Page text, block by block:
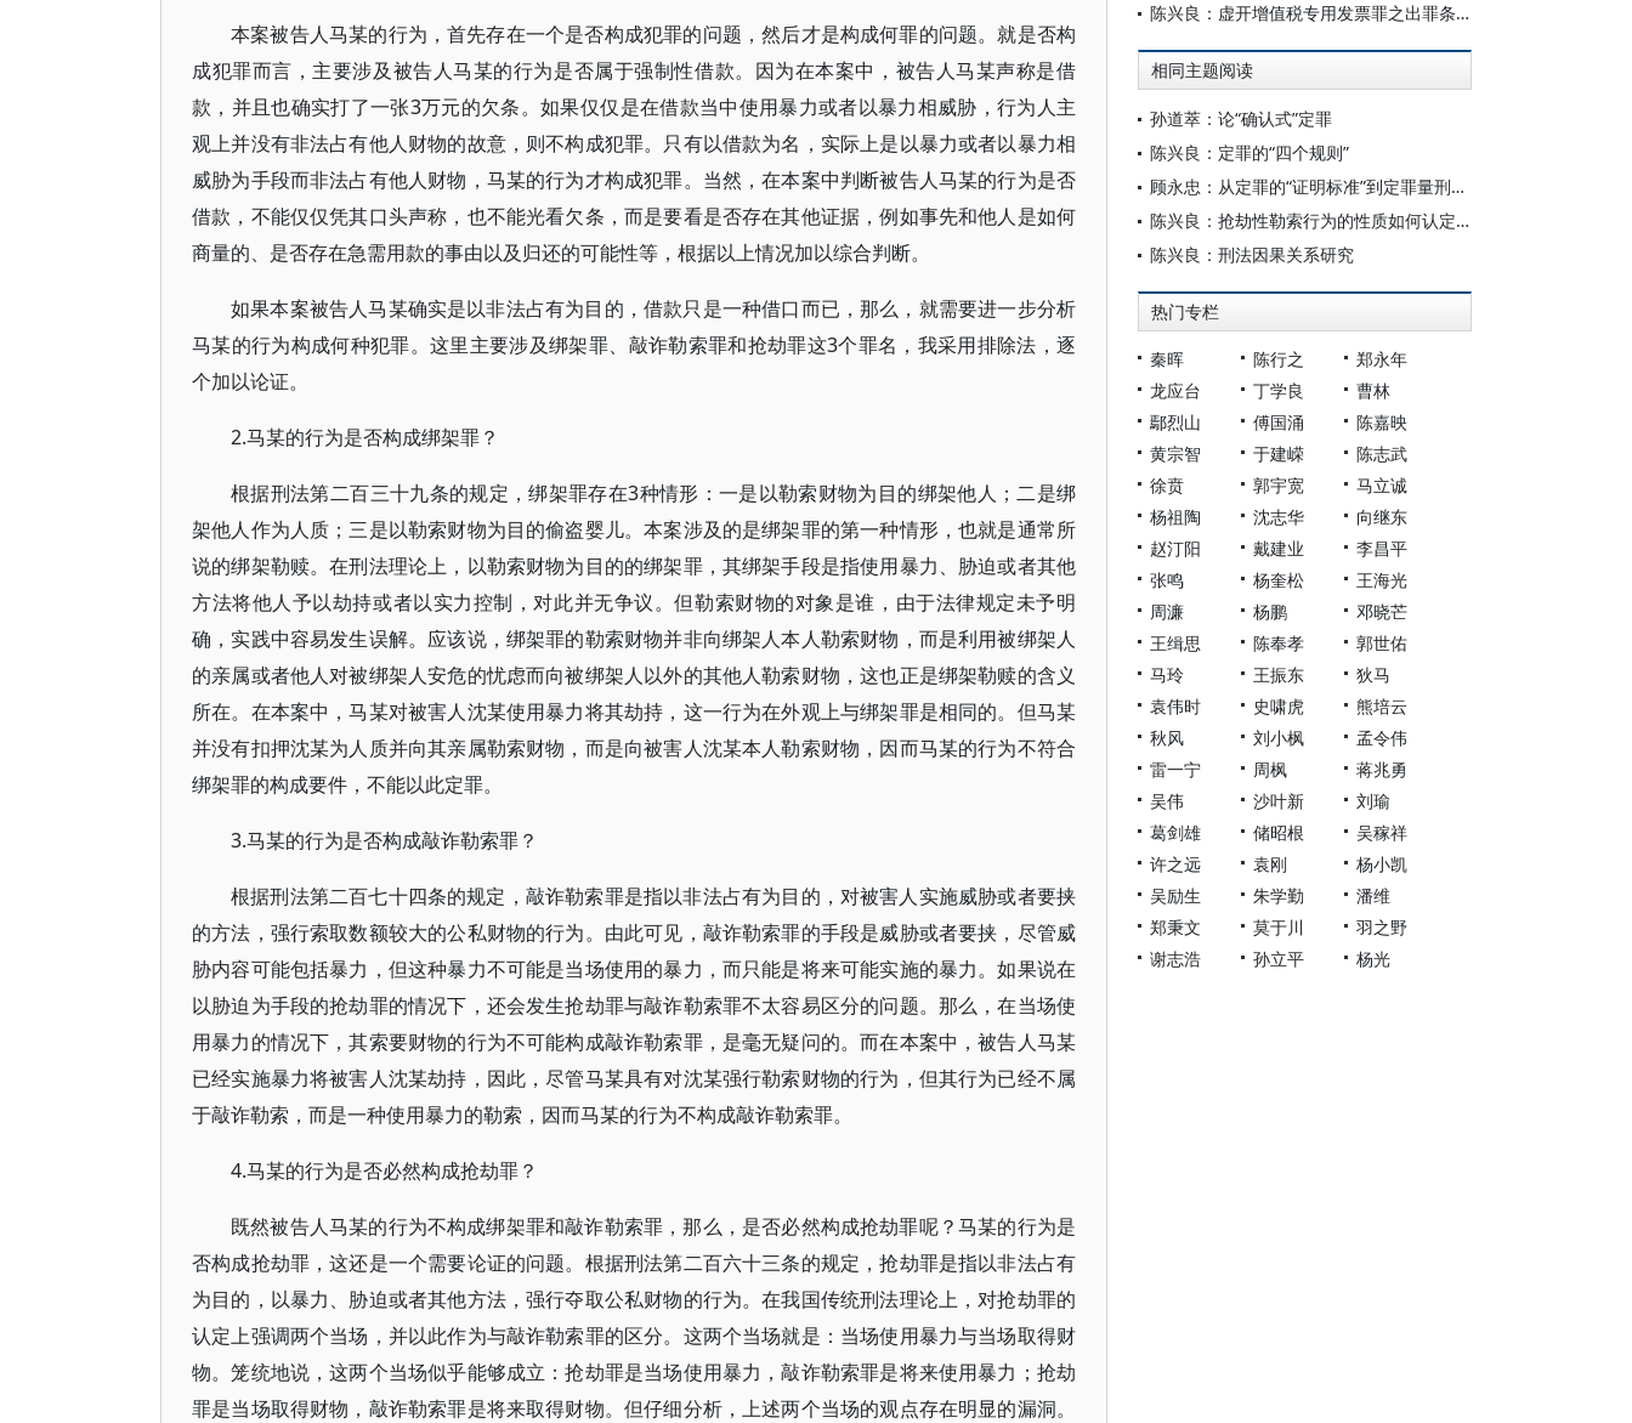
本案被告人马某的行为，首先存在一个是否构成犯罪的问题，然后才是构成何罪的问题。就是否构
成犯罪而言，主要涉及被告人马某的行为是否属于强制性借款。因为在本案中，被告人马某声称是借
款，并且也确实打了一张3万元的欠条。如果仅仅是在借款当中使用暴力或者以暴力相威胁，行为人主
观上并没有非法占有他人财物的故意，则不构成犯罪。只有以借款为名，实际上是以暴力或者以暴力相
威胁为手段而非法占有他人财物，马某的行为才构成犯罪。当然，在本案中判断被告人马某的行为是否
借款，不能仅仅凭其口头声称，也不能光看欠条，而是要看是否存在其他证据，例如事先和他人是如何
商量的、是否存在急需用款的事由以及归还的可能性等，根据以上情况加以综合判断。
如果本案被告人马某确实是以非法占有为目的，借款只是一种借口而已，那么，就需要进一步分析
马某的行为构成何种犯罪。这里主要涉及绑架罪、敲诈勒索罪和抢劫罪这3个罪名，我采用排除法，逐
个加以论证。
2.马某的行为是否构成绑架罪？
根据刑法第二百三十九条的规定，绑架罪存在3种情形：一是以勒索财物为目的绑架他人；二是绑
架他人作为人质；三是以勒索财物为目的偷盗婴儿。本案涉及的是绑架罪的第一种情形，也就是通常所
说的绑架勒赎。在刑法理论上，以勒索财物为目的的绑架罪，其绑架手段是指使用暴力、胁迫或者其他
方法将他人予以劫持或者以实力控制，对此并无争议。但勒索财物的对象是谁，由于法律规定未予明
确，实践中容易发生误解。应该说，绑架罪的勒索财物并非向绑架人本人勒索财物，而是利用被绑架人
的亲属或者他人对被绑架人安危的忧虑而向被绑架人以外的其他人勒索财物，这也正是绑架勒赎的含义
所在。在本案中，马某对被害人沈某使用暴力将其劫持，这一行为在外观上与绑架罪是相同的。但马某
并没有扣押沈某为人质并向其亲属勒索财物，而是向被害人沈某本人勒索财物，因而马某的行为不符合
绑架罪的构成要件，不能以此定罪。
3.马某的行为是否构成敲诈勒索罪？
根据刑法第二百七十四条的规定，敲诈勒索罪是指以非法占有为目的，对被害人实施威胁或者要挟
的方法，强行索取数额较大的公私财物的行为。由此可见，敲诈勒索罪的手段是威胁或者要挟，尽管威
胁内容可能包括暴力，但这种暴力不可能是当场使用的暴力，而只能是将来可能实施的暴力。如果说在
以胁迫为手段的抢劫罪的情况下，还会发生抢劫罪与敲诈勒索罪不太容易区分的问题。那么，在当场使
用暴力的情况下，其索要财物的行为不可能构成敲诈勒索罪，是毫无疑问的。而在本案中，被告人马某
已经实施暴力将被害人沈某劫持，因此，尽管马某具有对沈某强行勒索财物的行为，但其行为已经不属
于敲诈勒索，而是一种使用暴力的勒索，因而马某的行为不构成敲诈勒索罪。
4.马某的行为是否必然构成抢劫罪？
既然被告人马某的行为不构成绑架罪和敲诈勒索罪，那么，是否必然构成抢劫罪呢？马某的行为是
否构成抢劫罪，这还是一个需要论证的问题。根据刑法第二百六十三条的规定，抢劫罪是指以非法占有
为目的，以暴力、胁迫或者其他方法，强行夺取公私财物的行为。在我国传统刑法理论上，对抢劫罪的
认定上强调两个当场，并以此作为与敲诈勒索罪的区分。这两个当场就是：当场使用暴力与当场取得财
物。笼统地说，这两个当场似乎能够成立：抢劫罪是当场使用暴力，敲诈勒索罪是将来使用暴力；抢劫
罪是当场取得财物，敲诈勒索罪是将来取得财物。但仔细分析，上述两个当场的观点存在明显的漏洞。
陈兴良：虚开增值税专用发票罪之出罪条款的刑法教义学分析
相同主题阅读
孙道萃：论“确认式”定罪
陈兴良：定罪的“四个规则”
顾永忠：从定罪的“证明标准”到定罪量刑的“证据标准”
陈兴良：抢劫性勒索行为的性质如何认定？
陈兴良：刑法因果关系研究
热门专栏
秦晖 陈行之
郑永年
龙应台
丁学良
曹林
鄢烈山
傅国涌
陈嘉映
黄宗智
于建嵘
陈志武
徐贲
郭宇宽
马立诚
杨祖陶
沈志华
向继东
赵汀阳
戴建业
李昌平
张鸣
杨奎松
王海光
周濂
杨鹏
邓晓芒
王缉思
陈奉孝
郭世佑
马玲
王振东
狄马
袁伟时
史啸虎
熊培云
秋风
刘小枫
孟令伟
雷一宁
周枫
蒋兆勇
吴伟
沙叶新
刘瑜
葛剑雄
储昭根
吴稼祥
许之远
袁刚
杨小凯
吴励生
朱学勤
潘维
郑秉文
莫于川
羽之野
谢志浩
孙立平 杨光